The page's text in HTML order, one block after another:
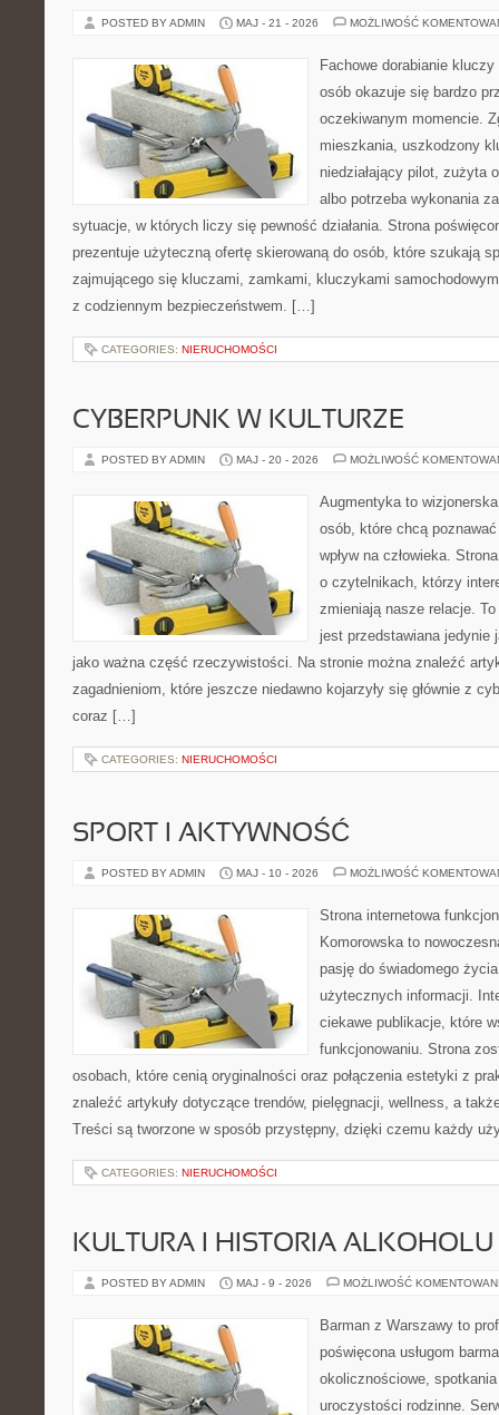
POSTED BY ADMIN MAJ - 21 - 2026 MOŻLIWOŚĆ
Fachowe dorabianie
osób okazuje się bardzo
oczekiwanym momencie.
mieszkania, uszkodzony
niedziałający pilot, zużyta
albo potrzeba wykonania
sytuacje, w których liczy się pewność działania. Strona
prezentuje użyteczną ofertę skierowaną do osób, które szukają
zajmującego się kluczami, zamkami, kluczykami
z codziennym bezpieczeństwem. […]
CATEGORIES: NIERUCHOMOŚCI
CYBERPUNK W KULTURZE
POSTED BY ADMIN MAJ - 20 - 2026 MOŻLIWOŚĆ
Augmentyka to
osób, które chcą
wpływ na człowieka.
o czytelnikach, którzy
zmieniają nasze relacje.
jest przedstawiana jedynie
jako ważna część rzeczywistości. Na stronie można znaleźć
zagadnieniom, które jeszcze niedawno kojarzyły się głównie z
coraz […]
CATEGORIES: NIERUCHOMOŚCI
SPORT I AKTYWNOŚĆ
POSTED BY ADMIN MAJ - 10 - 2026 MOŻLIWOŚĆ
Strona internetowa
Komorowska to
pasję do świadomego
użytecznych informacji.
ciekawe publikacje, które
funkcjonowaniu. Strona
osobach, które cenią oryginalności oraz połączenia estetyki z
znaleźć artykuły dotyczące trendów, pielęgnacji, wellness, a
Treści są tworzone w sposób przystępny, dzięki czemu każdy
CATEGORIES: NIERUCHOMOŚCI
KULTURA I HISTORIA ALKOHOLU
POSTED BY ADMIN MAJ - 9 - 2026 MOŻLIWOŚĆ
Barman z Warszawy to
poświęcona usługom
okolicznościowe,
uroczystości rodzinne.